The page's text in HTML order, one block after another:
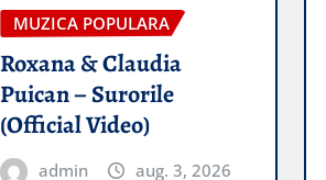
MUZICA POPULARA
Roxana & Claudia
Puican – Surorile
(Official Video)
admin aug. 3, 2026